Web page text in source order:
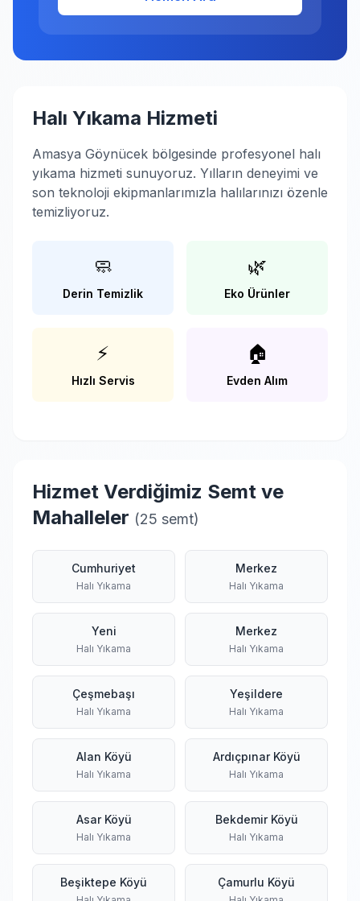
Halı Yıkama Hizmeti
Amasya Göynücek bölgesinde profesyonel halı
yıkama hizmeti sunuyoruz. Yılların deneyimi ve
son teknoloji ekipmanlarımızla halılarınızı özenle
temizliyoruz.
🧼
Derin Temizlik
🌿
Eko Ürünler
⚡
Hızlı Servis
🏠
Evden Alım
Hizmet Verdiğimiz Semt ve
Mahalleler (25 semt)
Cumhuriyet
Halı Yıkama
Merkez
Halı Yıkama
Yeni
Halı Yıkama
Merkez
Halı Yıkama
Çeşmebaşı
Halı Yıkama
Yeşildere
Halı Yıkama
Alan Köyü
Halı Yıkama
Ardıçpınar Köyü
Halı Yıkama
Asar Köyü
Halı Yıkama
Bekdemir Köyü
Halı Yıkama
Beşiktepe Köyü Çamurlu Köyü